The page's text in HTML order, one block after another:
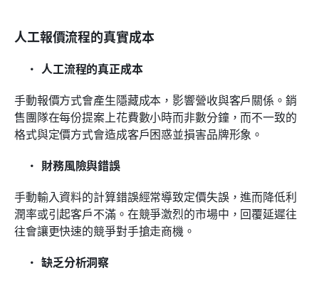
人工報價流程的真實成本
人工流程的真正成本
手動報價方式會產生隱藏成本，影響營收與客戶關係。銷
售團隊在每份提案上花費數小時而非數分鐘，而不一致的
格式與定價方式會造成客戶困惑並損害品牌形象。
財務風險與錯誤
手動輸入資料的計算錯誤經常導致定價失誤，進而降低利
潤率或引起客戶不滿。在競爭激烈的市場中，回覆延遲往
往會讓更快速的競爭對手搶走商機。
缺乏分析洞察